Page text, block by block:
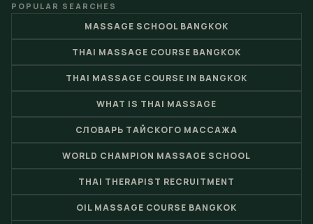
POPULAR SEARCHES
MASSAGE SCHOOL BANGKOK
THAI MASSAGE COURSE BANGKOK
THAI MASSAGE COURSE IN BANGKOK
WHAT IS THAI MASSAGE
СЛОВАРЬ ТАЙСКОГО МАССАЖА
WORLD CHAMPION MASSAGE SCHOOL
THAI THERAPIST RECRUITMENT
OIL MASSAGE COURSE BANGKOK